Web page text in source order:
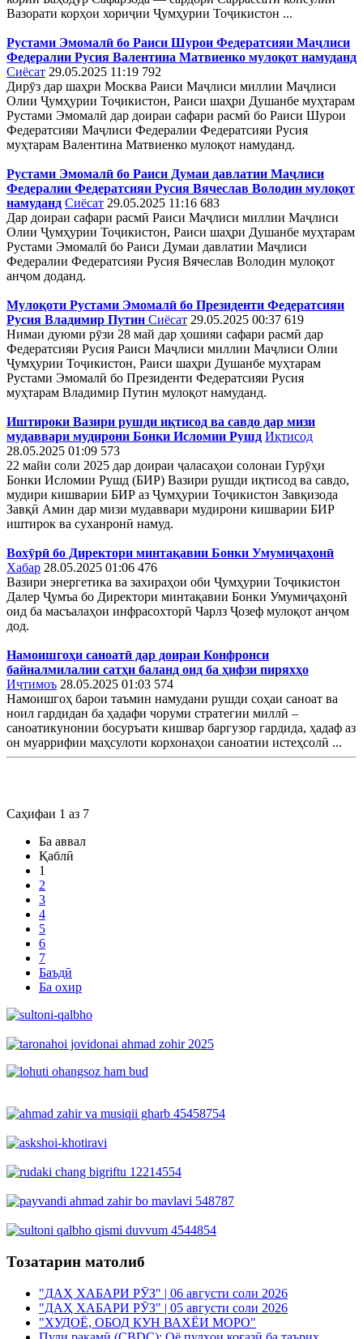
Вазорати корҳои хориҷии Ҷумҳурии Тоҷикистон ...
Рустами Эмомалӣ бо Раиси Шурои Федератсияи Маҷлиси
Федералии Русия Валентина Матвиенко мулоқот намуданд
Сиёсат 29.05.2025 11:19 792
Дирӯз дар шаҳри Москва Раиси Маҷлиси миллии Маҷлиси
Олии Ҷумҳурии Тоҷикистон, Раиси шаҳри Душанбе муҳтарам
Рустами Эмомалӣ дар доираи сафари расмӣ бо Раиси Шурои
Федератсияи Маҷлиси Федералии Федератсияи Русия
муҳтарам Валентина Матвиенко мулоқот намуданд.
Рустами Эмомалӣ бо Раиси Думаи давлатии Маҷлиси
Федералии Федератсияи Русия Вячеслав Володин мулоқот
намуданд Сиёсат 29.05.2025 11:16 683
Дар доираи сафари расмӣ Раиси Маҷлиси миллии Маҷлиси
Олии Ҷумҳурии Тоҷикистон, Раиси шаҳри Душанбе муҳтарам
Рустами Эмомалӣ бо Раиси Думаи давлатии Маҷлиси
Федералии Федератсияи Русия Вячеслав Володин мулоқот
анҷом доданд.
Мулоқоти Рустами Эмомалӣ бо Президенти Федератсияи
Русия Владимир Путин Сиёсат 29.05.2025 00:37 619
Нимаи дуюми рӯзи 28 май дар ҳошияи сафари расмӣ дар
Федератсияи Русия Раиси Маҷлиси миллии Маҷлиси Олии
Ҷумҳурии Тоҷикистон, Раиси шаҳри Душанбе муҳтарам
Рустами Эмомалӣ бо Президенти Федератсияи Русия
муҳтарам Владимир Путин мулоқот намуданд.
Иштироки Вазири рушди иқтисод ва савдо дар мизи
мудаввари мудирони Бонки Исломии Рушд Иқтисод
28.05.2025 01:09 573
22 майи соли 2025 дар доираи ҷаласаҳои солонаи Гурӯҳи
Бонки Исломии Рушд (БИР) Вазири рушди иқтисод ва савдо,
мудири кишварии БИР аз Ҷумҳурии Тоҷикистон Завқизода
Завқӣ Амин дар мизи мудаввари мудирони кишварии БИР
иштирок ва суханронӣ намуд.
Вохӯрӣ бо Директори минтақавии Бонки Умумиҷаҳонӣ
Хабар 28.05.2025 01:06 476
Вазири энергетика ва захираҳои оби Ҷумҳурии Тоҷикистон
Далер Ҷумъа бо Директори минтақавии Бонки Умумиҷаҳонӣ
оид ба масъалаҳои инфрасохторӣ Чарлз Ҷозеф мулоқот анҷом
дод.
Намоишгоҳи саноатӣ дар доираи Конфронси
байналмилалии сатҳи баланд оид ба ҳифзи пиряхҳо
Иҷтимоъ 28.05.2025 01:03 574
Намоишгоҳ барои таъмин намудани рушди соҳаи саноат ва
ноил гардидан ба ҳадафи чоруми стратегии миллӣ –
саноатикунонии босуръати кишвар баргузор гардида, ҳадаф аз
он муаррифии маҳсулоти корхонаҳои саноатии истеҳсолӣ ...
Саҳифаи 1 аз 7
Ба аввал
Қаблӣ
1
2
3
4
5
6
7
Баъдӣ
Ба охир
Тозатарин матолиб
"ДАҲ ХАБАРИ РӮЗ" | 06 августи соли 2026
"ДАҲ ХАБАРИ РӮЗ" | 05 августи соли 2026
"ХУДОЁ, ОБОД КУН ВАХЁИ МОРО"